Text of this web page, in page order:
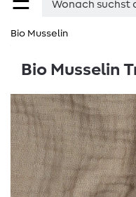
Bio Musselin
Bio Musselin